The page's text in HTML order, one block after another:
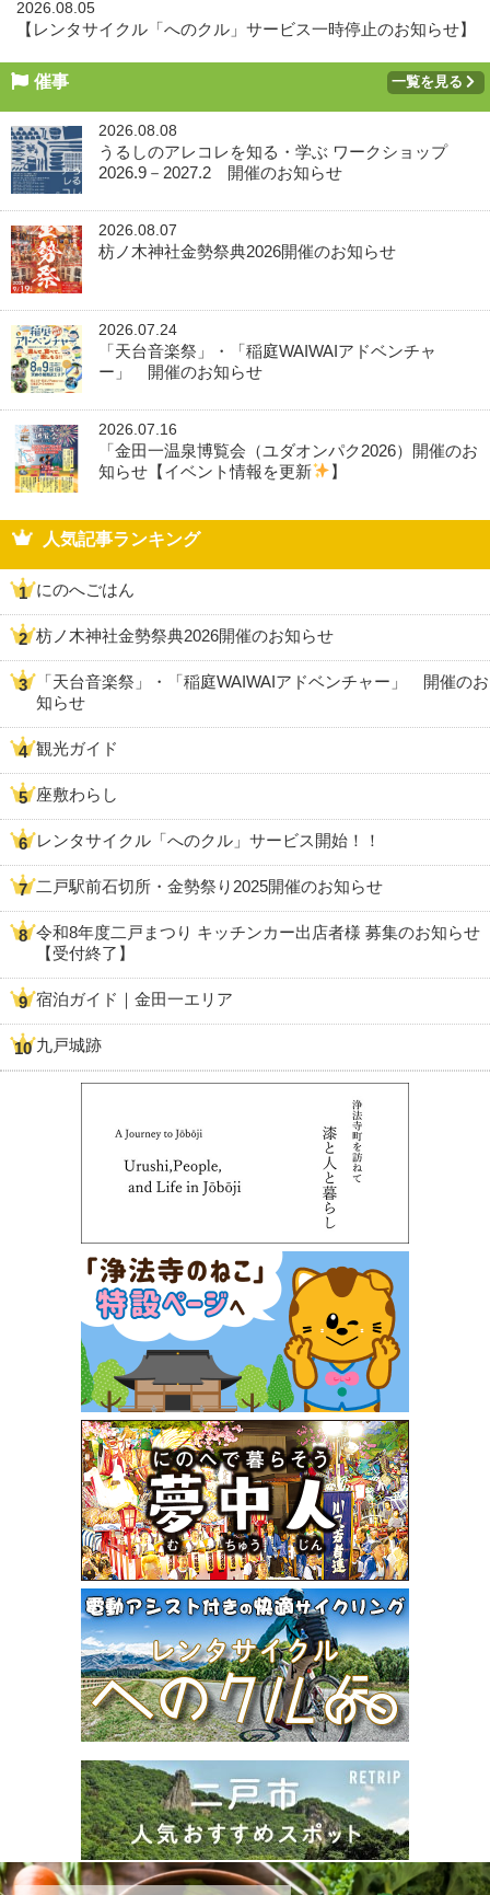
2026.08.05
【レンタサイクル「へのクル」サービス一時停止のお知らせ】
催事 一覧を見る
2026.08.08
うるしのアレコレを知る・学ぶ ワークショップ
2026.9－2027.2 開催のお知らせ
2026.08.07
枋ノ木神社金勢祭典2026開催のお知らせ
2026.07.24
「天台音楽祭」・「稲庭WAIWAIアドベンチャ
ー」 開催のお知らせ
2026.07.16
「金田一温泉博覧会（ユダオンパク2026）開催のお
知らせ【イベント情報を更新
】
人気記事ランキング
にのへごはん
枋ノ木神社金勢祭典2026開催のお知らせ
「天台音楽祭」・「稲庭WAIWAIアドベンチャー」 開催のお
知らせ
観光ガイド
座敷わらし
レンタサイクル「へのクル」サービス開始！！
二戸駅前石切所・金勢祭り2025開催のお知らせ
令和8年度二戸まつり キッチンカー出店者様 募集のお知らせ
【受付終了】
宿泊ガイド｜金田一エリア
九戸城跡